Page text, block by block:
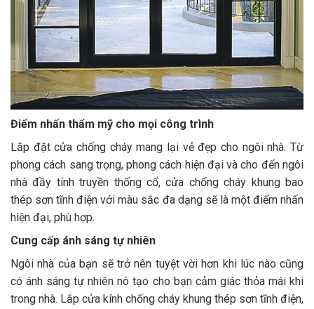
Điểm nhấn thẩm mỹ cho mọi công trình
Lắp đặt cửa chống cháy mang lại vẻ đẹp cho ngôi nhà. Từ
phong cách sang trọng, phong cách hiện đại và cho đến ngôi
nhà đầy tính truyền thống cổ, cửa chống cháy khung bao
thép sơn tĩnh điện với màu sắc đa dạng sẽ là một điểm nhấn
hiện đại, phù hợp.
Cung cấp ánh sáng tự nhiên
Ngôi nhà của bạn sẽ trở nên tuyệt vời hơn khi lúc nào cũng
có ánh sáng tự nhiên nó tạo cho bạn cảm giác thỏa mái khi
trong nhà. Lắp cửa kính chống cháy khung thép sơn tĩnh điện,